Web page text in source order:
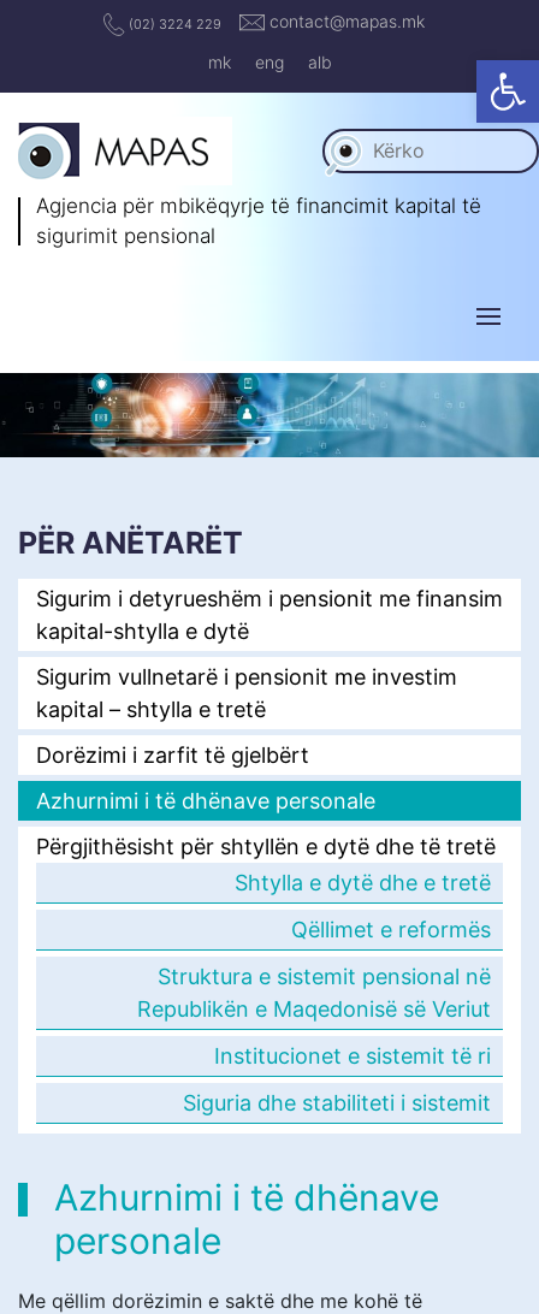
(02) 3224 229
contact@mapas.mk
mk
eng alb
Agjencia për mbikëqyrje të financimit kapital të
sigurimit pensional
PËR ANËTARËT
Sigurim i detyrueshëm i pensionit me finansim
kapital-shtylla e dytë
Sigurim vullnetarë i pensionit me investim
kapital – shtylla e tretë
Dorëzimi i zarfit të gjelbërt
Azhurnimi i të dhënave personale
Përgjithësisht për shtyllën e dytë dhe të tretë
Shtylla e dytë dhe e tretë
Qëllimet e reformës
Struktura e sistemit pensional në
Republikën e Maqedonisë së Veriut
Institucionet e sistemit të ri
Siguria dhe stabiliteti i sistemit
Azhurnimi i të dhënave
personale
Me qëllim dorëzimin e saktë dhe me kohë të